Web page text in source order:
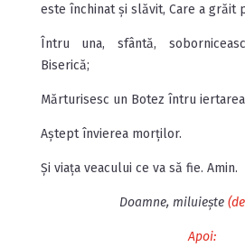
este închinat și slăvit, Care a grăit
Întru una, sfântă,
Biserică;
Mărturisesc un Botez întru
Aștept învierea morților.
Și viața veacului ce va să fie. Amin.
Doamne, miluiește
Apoi: